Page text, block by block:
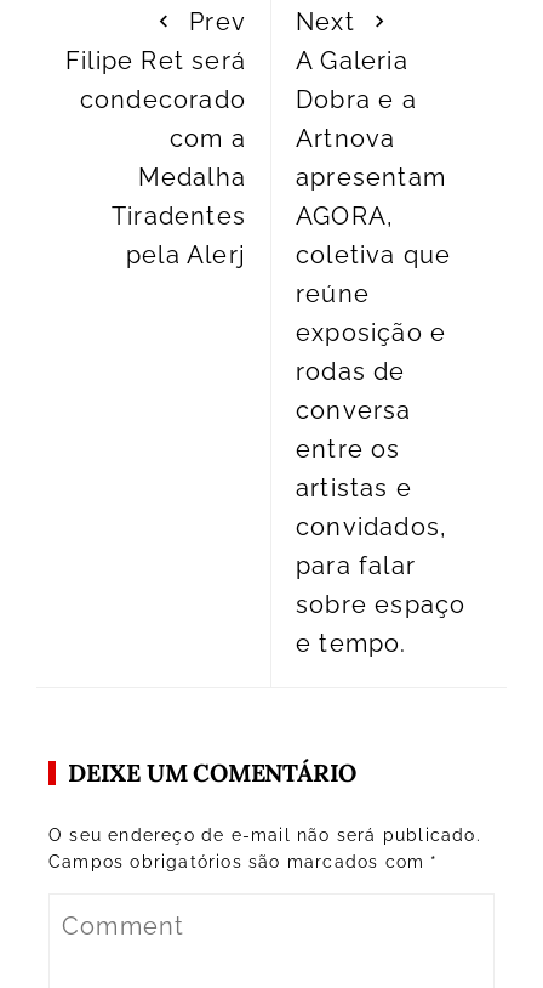
Prev
Filipe Ret será
condecorado
com a
Medalha
Tiradentes
pela Alerj
Next
A Galeria
Dobra e a
Artnova
apresentam
AGORA,
coletiva que
reúne
exposição e
rodas de
conversa
entre os
artistas e
convidados,
para falar
sobre espaço
e tempo.
DEIXE UM COMENTÁRIO
O seu endereço de e-mail não será publicado.
Campos obrigatórios são marcados com *